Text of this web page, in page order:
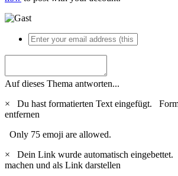
Auf dieses Thema antworten...
×
Du hast formatierten Text eingefügt.
entfernen
Only 75 emoji are allowed.
×
Dein Link wurde automatisch eingebettet.
machen und als Link darstellen